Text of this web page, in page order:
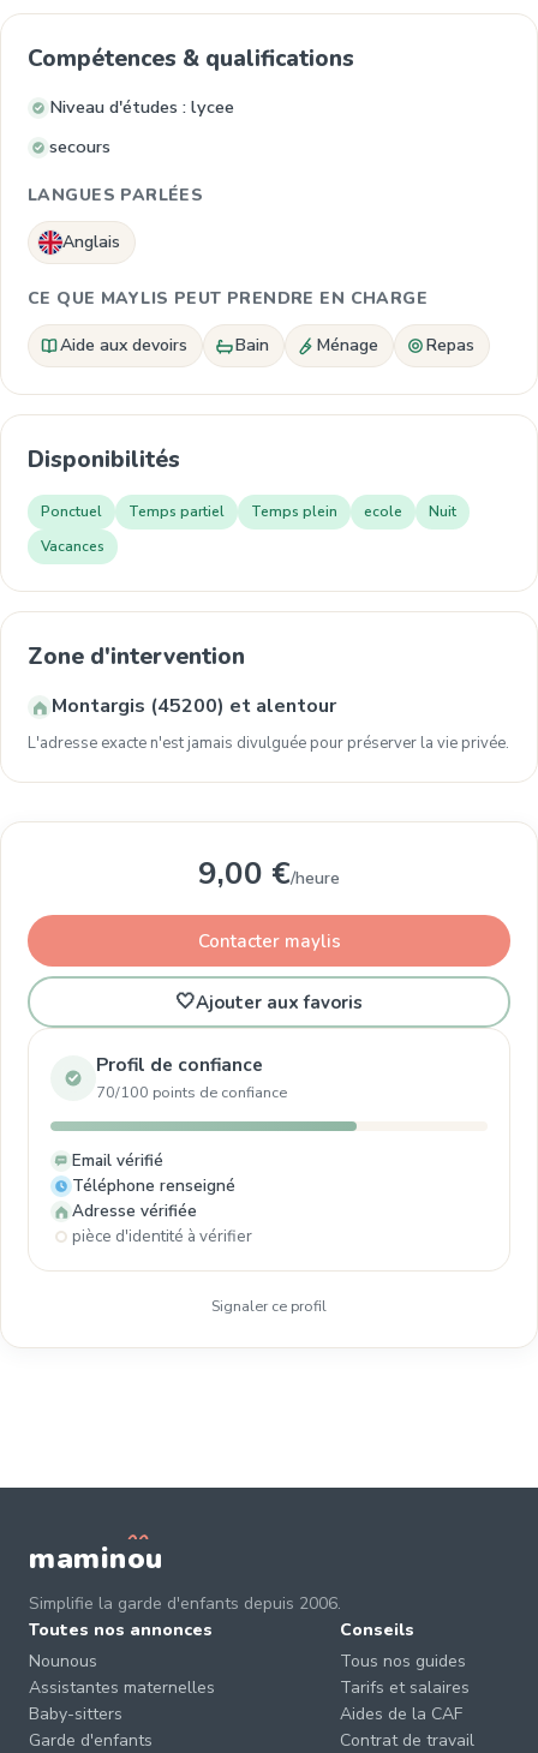
Compétences & qualifications
Niveau d'études : lycee
secours
LANGUES PARLÉES
Anglais
CE QUE MAYLIS PEUT PRENDRE EN CHARGE
Aide aux devoirs Bain Ménage Repas
Disponibilités
Ponctuel Temps partiel Temps plein ecole
Nuit
Vacances
Zone d'intervention
Montargis (45200) et alentour
L'adresse exacte n'est jamais divulguée pour préserver la vie privée.
9,00 €/heure
Contacter maylis
🤍Ajouter aux favoris
Profil de confiance
70/100 points de confiance
Email vérifié
Téléphone renseigné
Adresse vérifiée
pièce d'identité à vérifier
Signaler ce profil
maminou
Simplifie la garde d'enfants depuis 2006.
Toutes nos annonces
Nounous
Assistantes maternelles
Baby-sitters
Garde d'enfants
Conseils
Tous nos guides
Tarifs et salaires
Aides de la CAF
Contrat de travail